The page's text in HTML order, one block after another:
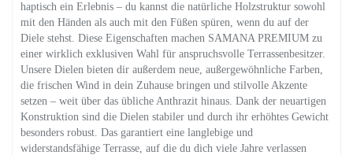
haptisch ein Erlebnis – du kannst die natürliche Holzstruktur sowohl
mit den Händen als auch mit den Füßen spüren, wenn du auf der
Diele stehst. Diese Eigenschaften machen SAMANA PREMIUM zu
einer wirklich exklusiven Wahl für anspruchsvolle Terrassenbesitzer.
Unsere Dielen bieten dir außerdem neue, außergewöhnliche Farben,
die frischen Wind in dein Zuhause bringen und stilvolle Akzente
setzen – weit über das übliche Anthrazit hinaus. Dank der neuartigen
Konstruktion sind die Dielen stabiler und durch ihr erhöhtes Gewicht
besonders robust. Das garantiert eine langlebige und
widerstandsfähige Terrasse, auf die du dich viele Jahre verlassen